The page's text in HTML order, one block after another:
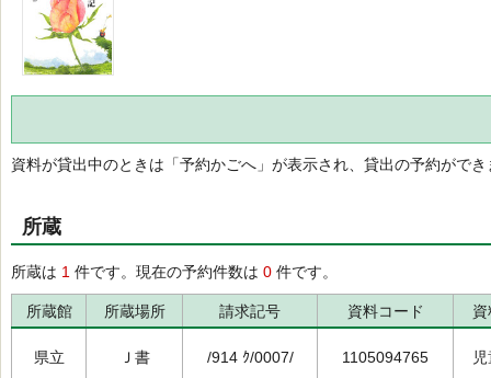
資料が貸出中のときは「予約かごへ」が表示され、貸出の予約ができ
所蔵
所蔵は 1 件です。現在の予約件数は 0 件です。
所蔵館 所蔵場所 請求記号 資料コード
県立 Ｊ書 /914 ｸ/0007/ 1105094765